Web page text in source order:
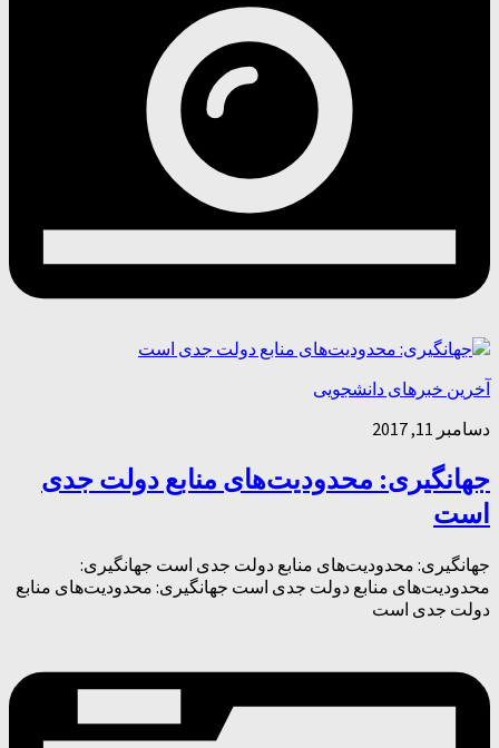
آخرین خبرهای دانشجویی
دسامبر 11, 2017
جهانگیری: محدودیت‌های منابع دولت جدی
است
جهانگیری: محدودیت‌های منابع دولت جدی است جهانگیری:
محدودیت‌های منابع دولت جدی است جهانگیری: محدودیت‌های منابع
دولت جدی است